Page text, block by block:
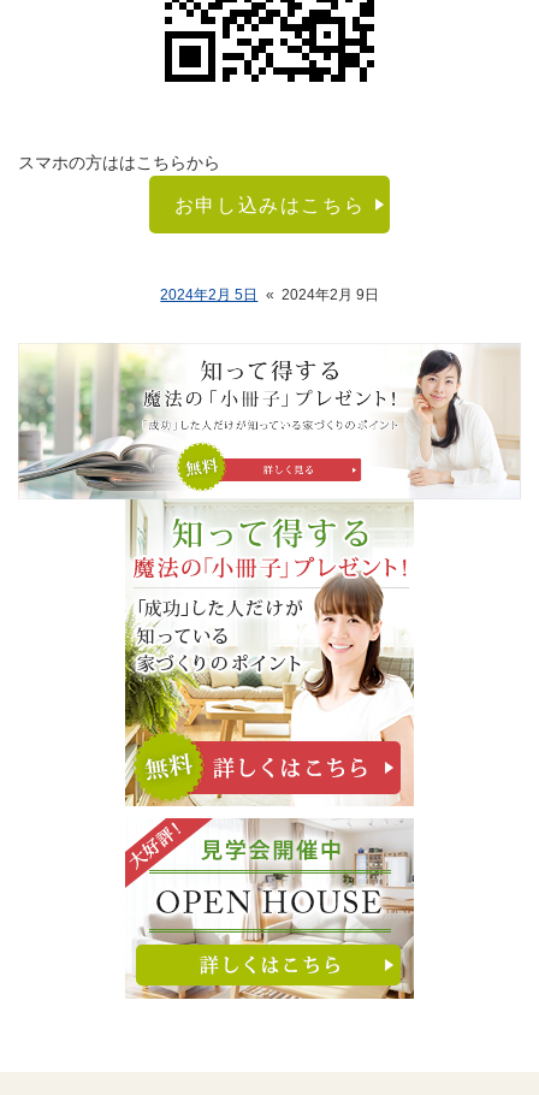
スマホの方ははこちらから
お申し込みはこちら
2024年2月 5日 « 2024年2月 9日